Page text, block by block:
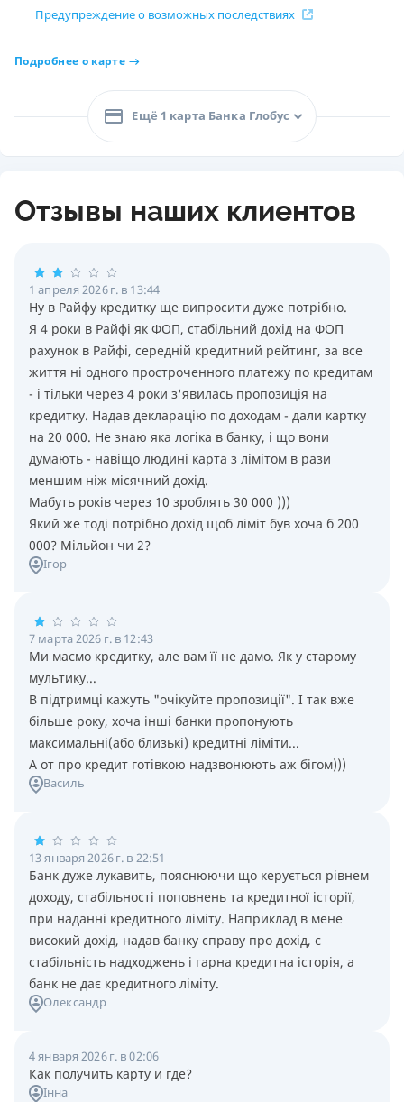
Предупреждение о возможных последствиях
Подробнее о карте
Ещё 1 карта Банка Глобус
Отзывы наших клиентов
1 апреля 2026 г. в 13:44
Ну в Райфу кредитку ще випросити дуже потрiбно.
Я 4 роки в Райфi як ФОП, стабiльний дохiд на ФОП
рахунок в Райфi, середнiй кредитний рейтинг, за все
життя нi одного простроченного платежу по кредитам
- i тiльки через 4 роки з'явилась пропозицiя на
кредитку. Надав декларацiю по доходам - дали картку
на 20 000. Не знаю яка логiка в банку, i що вони
думають - навiщо людинi карта з лiмiтом в рази
меншим нiж мiсячний дохiд.
Мабуть рокiв через 10 зроблять 30 000 )))
Який же тодi потрiбно дохiд щоб лiмiт був хоча б 200
000? Мiльйон чи 2?
Ігор
7 марта 2026 г. в 12:43
Ми маємо кредитку, але вам її не дамо. Як у старому
мультику...
В підтримці кажуть "очікуйте пропозиції". І так вже
більше року, хоча інші банки пропонують
максимальні(або близькі) кредитні ліміти...
А от про кредит готівкою надзвонюють аж бігом)))
Василь
13 января 2026 г. в 22:51
Банк дуже лукавить, пояснюючи що керується рівнем
доходу, стабільності поповнень та кредитної історії,
при наданні кредитного ліміту. Наприклад в мене
високий дохід, надав банку справу про дохід, є
стабільність надходжень і гарна кредитна історія, а
банк не дає кредитного ліміту.
Олександр
4 января 2026 г. в 02:06
Как получить карту и где?
Інна